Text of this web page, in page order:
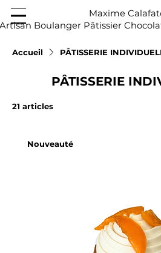
Artisan Boulanger Pâtissier
Maxime
Accueil PÂTISSERIE
PÂTISSERIE
21 articles
Nouveauté